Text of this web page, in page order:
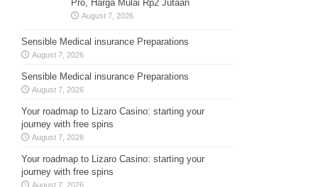
Pro, Harga Mulai Rp2 Jutaan
August 7, 2026
Sensible Medical insurance Preparations
August 7, 2026
Sensible Medical insurance Preparations
August 7, 2026
Your roadmap to Lizaro Casino: starting your
journey with free spins
August 7, 2026
Your roadmap to Lizaro Casino: starting your
journey with free spins
August 7, 2026